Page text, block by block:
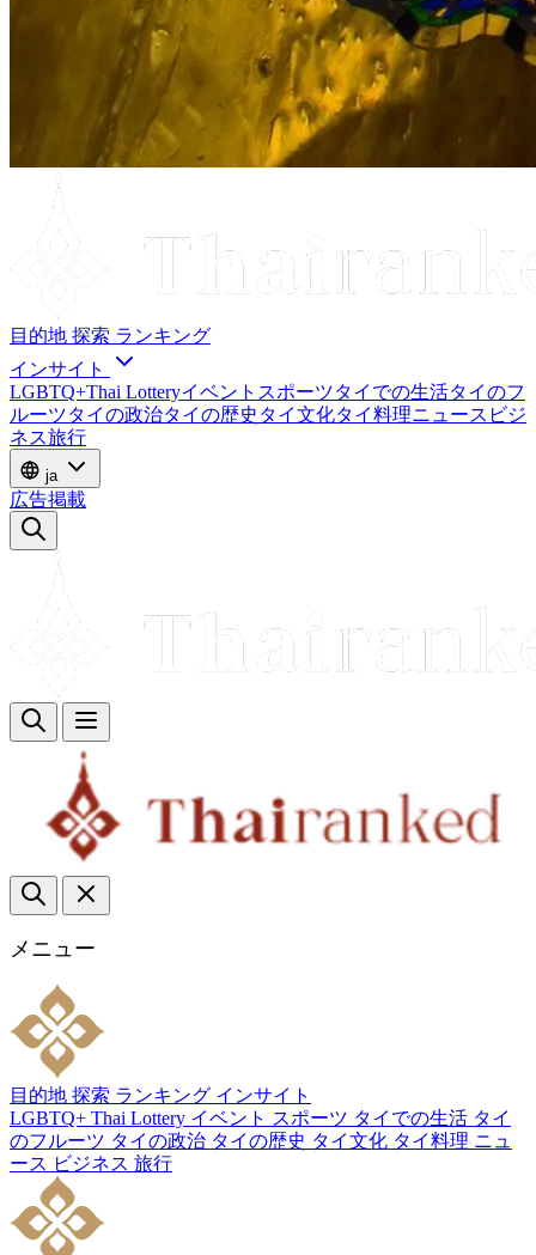
目的地 探索 ランキング
インサイト
LGBTQ+Thai Lotteryイベント スポーツタイでの生活タイのフ
ルーツタイの政治タイの歴史 タイ文化タイ料理ニュース ビジ
ネス旅行
ja
広告掲載
メニュー
目的地 探索 ランキング インサイト
LGBTQ+ Thai Lottery イベント スポーツ タイでの生活 タイ
のフルーツ タイの政治 タイの歴史 タイ文化 タイ料理 ニュ
ース ビジネス 旅行